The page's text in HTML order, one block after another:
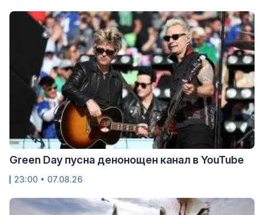
Green Day пусна денонощен канал в YouTube
23:00 • 07.08.26